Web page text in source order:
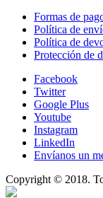
Formas de
Política de
Política de
Protección de
Facebook
Twitter
Google Plus
Youtube
Instagram
LinkedIn
Envíanos un
Copyright © 2018.